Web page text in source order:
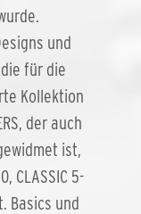
und
für die
Kollektion
der auch
ist,
CLASSIC 5-
Basics und